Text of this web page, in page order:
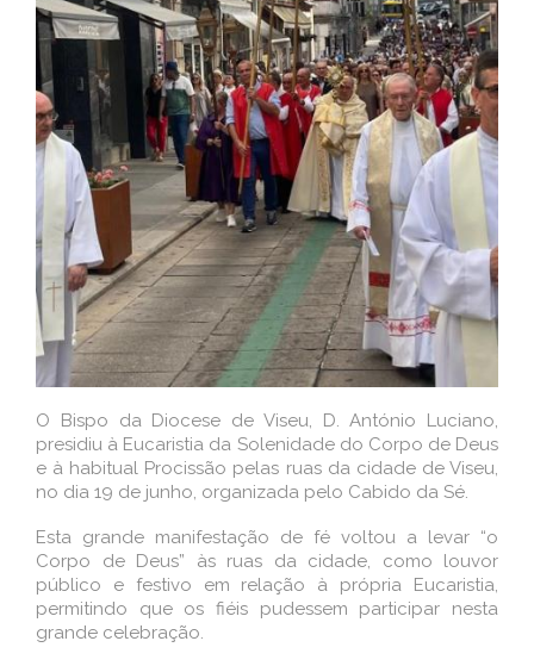
O Bispo da Diocese de Viseu, D. António Luciano,
presidiu à Eucaristia da Solenidade do Corpo de Deus
e à habitual Procissão pelas ruas da cidade de Viseu,
no dia 19 de junho, organizada pelo Cabido da Sé.
Esta grande manifestação de fé voltou a levar “o
Corpo de Deus” às ruas da cidade, como louvor
público e festivo em relação à própria Eucaristia,
permitindo que os fiéis pudessem participar nesta
grande celebração.